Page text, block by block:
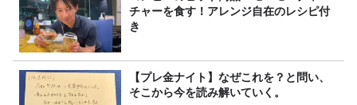
チャーを食す！アレンジ自在のレシピ付
き
【プレ金ナイト】なぜこれを？と問い、
そこから今を読み解いていく。